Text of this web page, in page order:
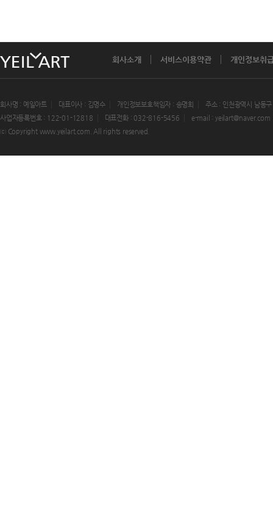
회사소개 서비스이용약관 개인정보취
회사명 : 예일아트 대표이사 : 김명수 개인정보보호책임자 : 송명희
주소 : 인천광역시 남동
사업자등록번호 : 122-01-12818
대표전화 : 032-816-5456
e-mail : yeilart@naver.com
ⓒ Copyright www.yeilart.com. All rights reserved.